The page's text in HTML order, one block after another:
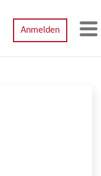
Anmelden